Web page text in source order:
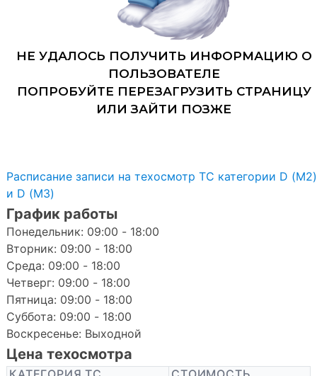
Расписание записи на техосмотр ТС категории D (M2)
и D (M3)
График работы
Понедельник: 09:00 - 18:00
Вторник: 09:00 - 18:00
Среда: 09:00 - 18:00
Четверг: 09:00 - 18:00
Пятница: 09:00 - 18:00
Суббота: 09:00 - 18:00
Воскресенье: Выходной
Цена техосмотра